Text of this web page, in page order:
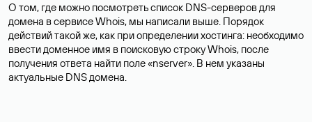
О том, где можно посмотреть список DNS-серверов для
домена в сервисе Whois, мы написали выше. Порядок
действий такой же, как при определении хостинга: необходимо
ввести доменное имя в поисковую строку Whois, после
получения ответа найти поле «nserver». В нем указаны
актуальные DNS домена.